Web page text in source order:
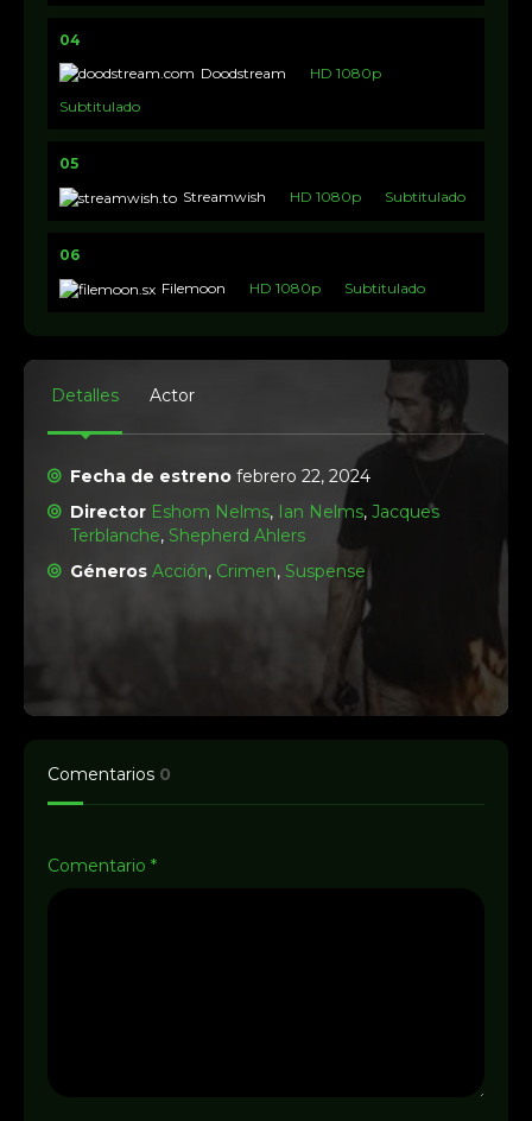
04
Doodstream
HD 1080p
Subtitulado
05
Streamwish
HD 1080p Subtitulado
06
Filemoon
HD 1080p Subtitulado
Detalles Actor
Fecha de estreno febrero 22, 2024
Director Eshom Nelms, Ian Nelms,Jacques
Terblanche, Shepherd Ahlers
Géneros Acción, Crimen, Suspense
Comentarios 0
Comentario *